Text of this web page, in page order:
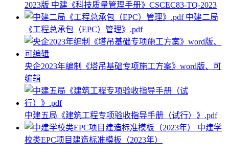
2023版 中建《科技质量管理手册》CSCEC83-TQ-2023
中建二局
《工程总承包（EPC）管理》.pdf
央企2023年编制《塔吊基础专项施工方案》word版、可
编辑
中建五局《建筑工程专项验收指导手册（试行）》.pdf
中建学
校类EPC项目建造标准模板（2023年）